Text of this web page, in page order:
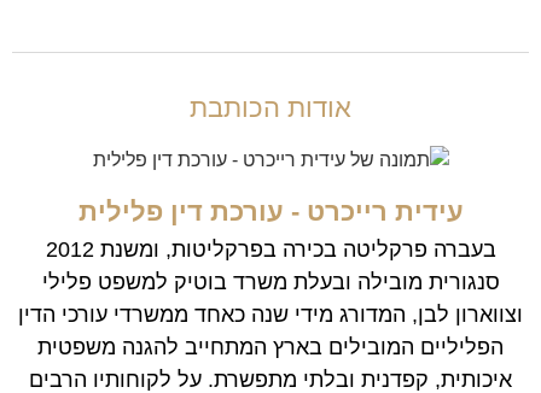
אודות הכותבת
עידית רייכרט - עורכת דין פלילית
בעברה פרקליטה בכירה בפרקליטות, ומשנת 2012
סנגורית מובילה ובעלת משרד בוטיק למשפט פלילי
וצווארון לבן, המדורג מידי שנה כאחד ממשרדי עורכי הדין
הפליליים המובילים בארץ המתחייב להגנה משפטית
איכותית, קפדנית ובלתי מתפשרת. על לקוחותיו הרבים